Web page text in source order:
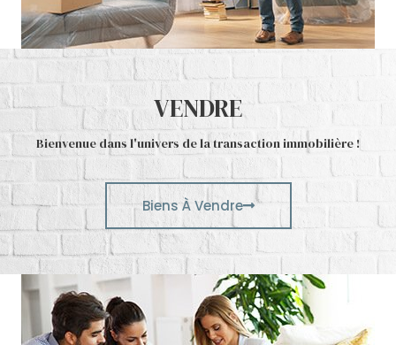
VENDRE​
Bienvenue dans l'univers de la transaction immobilière !​
Biens À Vendre